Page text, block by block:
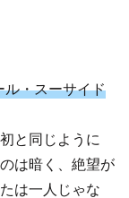
・スーサイド
と同じように
は暗く、絶望が
は一人じゃな